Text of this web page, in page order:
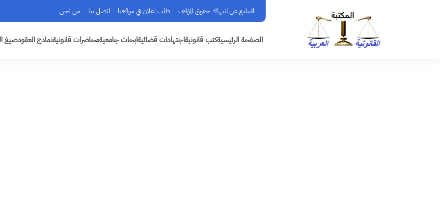
التبليغ عن انتهاك حقوق المؤلف طلب اعلان في موقعنا اتصل بنا من نحن
الصفحة الرئيسيةكتب قانونيةاجتهادات قضائيةابحاث جامعيةمحاضرات قانونيةنماذج العقودصيغ